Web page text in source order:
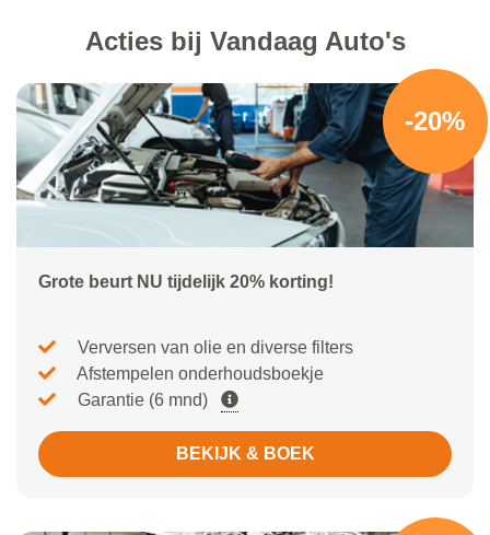
Acties bij Vandaag Auto's
-20%
Grote beurt NU tijdelijk 20% korting!
Verversen van olie en diverse filters
Afstempelen onderhoudsboekje
Garantie (6 mnd)
BEKIJK & BOEK